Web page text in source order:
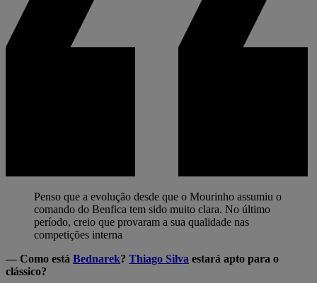
Penso que a evolução desde que o Mourinho assumiu o
comando do Benfica tem sido muito clara. No último
período, creio que provaram a sua qualidade nas
competições interna
— Como está Bednarek? Thiago Silva estará apto para o
clássico?